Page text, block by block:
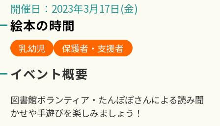
開催日：2023年3月17日(金)
絵本の時間
乳幼児 保護者・支援者
イベント概要
図書館ボランティア・たんぽぽさんによる読み聞
かせや手遊びを楽しみましょう！